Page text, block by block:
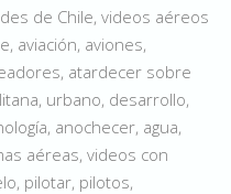
de Chile, videos aéreos
aviación, aviones,
atardecer sobre
urbano, desarrollo,
anochecer, agua,
aéreas, videos con
pilotar, pilotos,